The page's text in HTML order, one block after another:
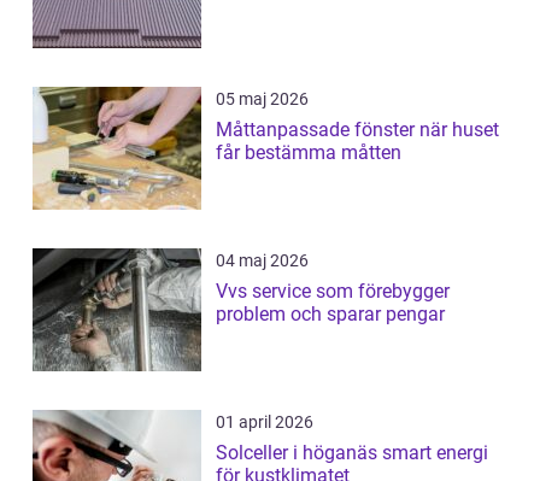
05 maj 2026
Måttanpassade fönster när huset
får bestämma måtten
04 maj 2026
Vvs service som förebygger
problem och sparar pengar
01 april 2026
Solceller i höganäs smart energi
för kustklimatet